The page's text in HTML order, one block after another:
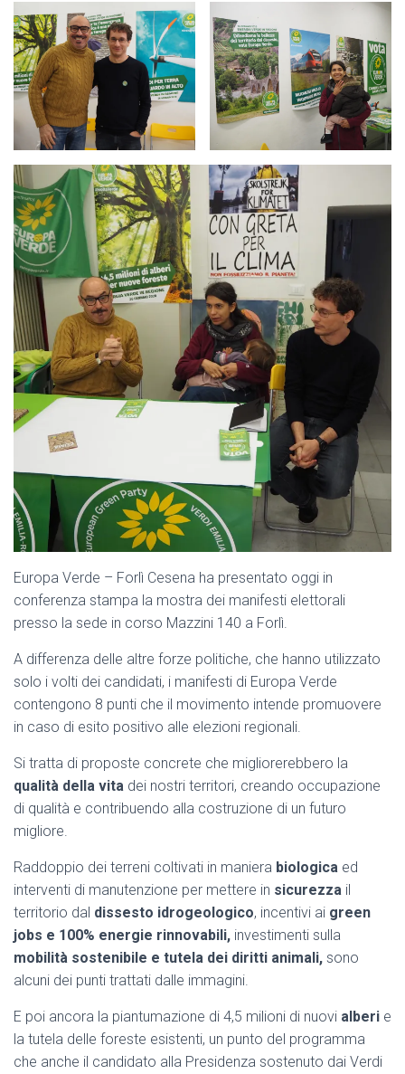
Europa Verde – Forlì Cesena ha presentato oggi in
conferenza stampa la mostra dei manifesti elettorali
presso la sede in corso Mazzini 140 a Forlì.
A differenza delle altre forze politiche, che hanno utilizzato
solo i volti dei candidati, i manifesti di Europa Verde
contengono 8 punti che il movimento intende promuovere
in caso di esito positivo alle elezioni regionali.
Si tratta di proposte concrete che migliorerebbero la
qualità della vita dei nostri territori, creando occupazione
di qualità e contribuendo alla costruzione di un futuro
migliore.
Raddoppio dei terreni coltivati in maniera biologica ed
interventi di manutenzione per mettere in sicurezza il
territorio dal dissesto idrogeologico, incentivi ai green
jobs e 100% energie rinnovabili, investimenti sulla
mobilità sostenibile e tutela dei diritti animali, sono
alcuni dei punti trattati dalle immagini.
E poi ancora la piantumazione di 4,5 milioni di nuovi alberi e
la tutela delle foreste esistenti, un punto del programma
che anche il candidato alla Presidenza sostenuto dai Verdi